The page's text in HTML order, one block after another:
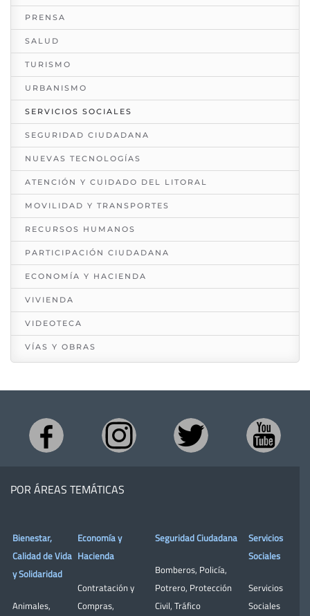
PRENSA
SALUD
TURISMO
URBANISMO
SERVICIOS SOCIALES
SEGURIDAD CIUDADANA
NUEVAS TECNOLOGÍAS
ATENCIÓN Y CUIDADO DEL LITORAL
MOVILIDAD Y TRANSPORTES
RECURSOS HUMANOS
PARTICIPACIÓN CIUDADANA
ECONOMÍA Y HACIENDA
VIVIENDA
VIDEOTECA
VÍAS Y OBRAS
POR ÁREAS TEMÁTICAS
Bienestar,
Calidad de Vida
y Solidaridad
Animales,
Economía y
Hacienda
Contratación y
Compras,
Seguridad Ciudadana
Bomberos, Policía,
Potrero, Protección
Civil, Tráfico
Servicios
Sociales
Servicios
Sociales